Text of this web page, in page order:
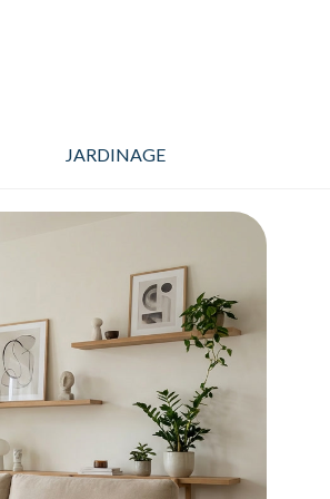
JARDINAGE